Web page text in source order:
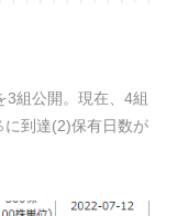
3組公開。現在、4組
に到達(2)保有日数が